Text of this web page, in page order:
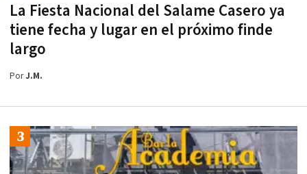
La Fiesta Nacional del Salame Casero ya
tiene fecha y lugar en el próximo finde
largo
PorJ.M.